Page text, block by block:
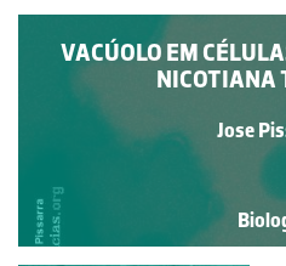
VACÚOLO EM
NICOTIANA
Jose